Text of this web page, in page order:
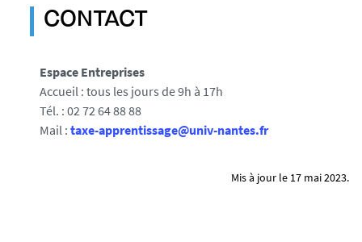
CONTACT
Espace Entreprises
Accueil : tous les jours de 9h à 17h
Tél. : 02 72 64 88 88
Mail : taxe-apprentissage@univ-nantes.fr
Mis à jour le 17 mai 2023.